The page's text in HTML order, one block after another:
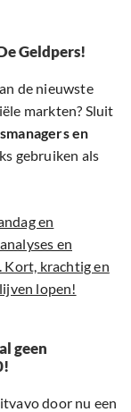
Geldpers!
de nieuwste
markten? Sluit
en
gebruiken als
en
en
Kort, krachtig en
lopen!
geen
door nu een